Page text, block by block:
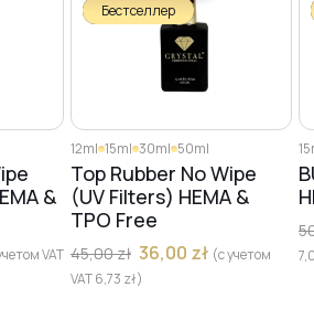
&
VAT
Бестселлер
12ml 15ml 30ml 50ml
Top Rubber No Wipe
(UV Filters) HEMA &
TPO Free
45,00zł 36,00 zł (с учетом
VAT6,73 zł)